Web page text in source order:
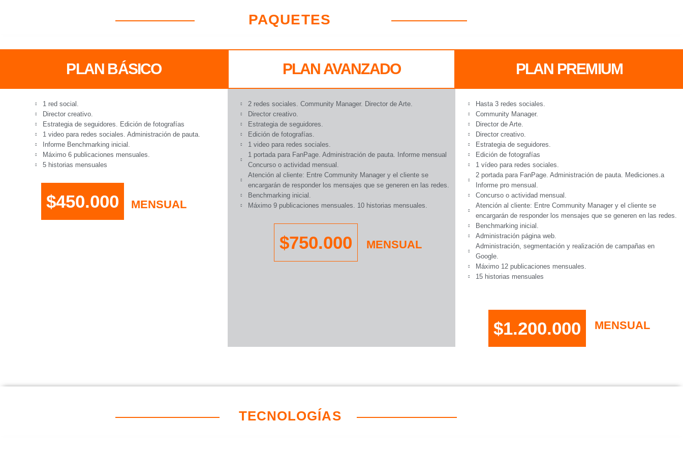
PAQUETES
PLAN BÁSICO
1 red social.
Director creativo.
Estrategia de seguidores. Edición de fotografías
1 video para redes sociales. Administración de pauta.
Informe Benchmarking inicial.
Máximo 6 publicaciones mensuales.
5 historias mensuales
$450.000 MENSUAL
PLAN AVANZADO
2 redes sociales. Community Manager. Director de Arte.
Director creativo.
Estrategia de seguidores.
Edición de fotografías.
1 video para redes sociales.
1 portada para FanPage. Administración de pauta. Informe mensual
Concurso o actividad mensual.
Atención al cliente: Entre Community Manager y el cliente se
encargarán de responder los mensajes que se generen en las redes.
Benchmarking inicial.
Máximo 9 publicaciones mensuales. 10 historias mensuales.
$750.000 MENSUAL
PLAN PREMIUM
Hasta 3 redes sociales.
Community Manager.
Director de Arte.
Director creativo.
Estrategia de seguidores.
Edición de fotografías
1 vídeo para redes sociales.
2 portada para FanPage. Administración de pauta. Mediciones.a
Informe pro mensual.
Concurso o actividad mensual.
Atención al cliente: Entre Community Manager y el cliente se
encargarán de responder los mensajes que se generen en las redes.
Benchmarking inicial.
Administración página web.
Administración, segmentación y realización de campañas en
Google.
Máximo 12 publicaciones mensuales.
15 historias mensuales
$1.200.000 MENSUAL
TECNOLOGÍAS